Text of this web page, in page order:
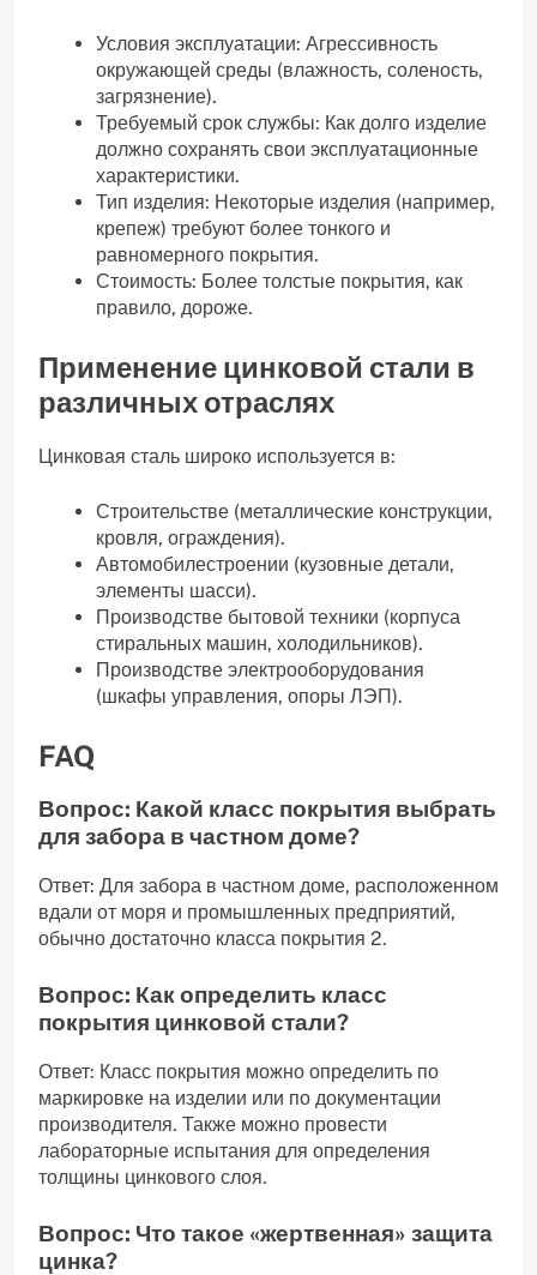
Условия эксплуатации: Агрессивность
окружающей среды (влажность, соленость,
загрязнение).
Требуемый срок службы: Как долго изделие
должно сохранять свои эксплуатационные
характеристики.
Тип изделия: Некоторые изделия (например,
крепеж) требуют более тонкого и
равномерного покрытия.
Стоимость: Более толстые покрытия, как
правило, дороже.
Применение цинковой стали в
различных отраслях
Цинковая сталь широко используется в:
Строительстве (металлические конструкции,
кровля, ограждения).
Автомобилестроении (кузовные детали,
элементы шасси).
Производстве бытовой техники (корпуса
стиральных машин, холодильников).
Производстве электрооборудования
(шкафы управления, опоры ЛЭП).
FAQ
Вопрос: Какой класс покрытия выбрать
для забора в частном доме?
Ответ: Для забора в частном доме, расположенном
вдали от моря и промышленных предприятий,
обычно достаточно класса покрытия 2.
Вопрос: Как определить класс
покрытия цинковой стали?
Ответ: Класс покрытия можно определить по
маркировке на изделии или по документации
производителя. Также можно провести
лабораторные испытания для определения
толщины цинкового слоя.
Вопрос: Что такое «жертвенная» защита
цинка?